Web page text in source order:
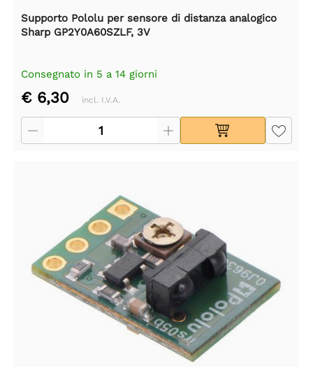
Supporto Pololu per sensore di distanza analogico
Sharp GP2Y0A60SZLF, 3V
Consegnato in 5 a 14 giorni
€ 6,30 incl. I.V.A.